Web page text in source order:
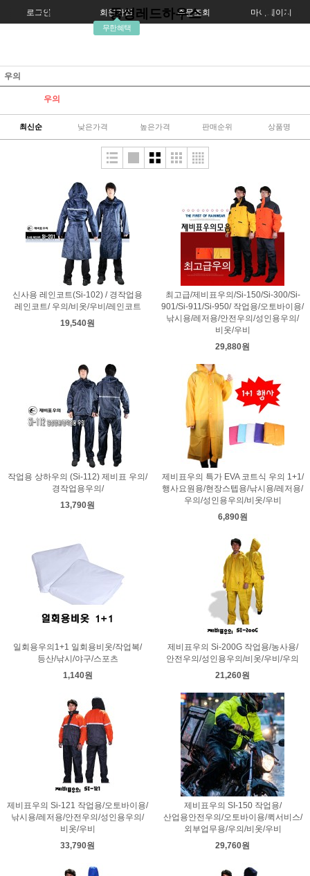
로그인 회원가입
무한혜택
주문조회 마이페이지
동성레드하우스
우의
우의
최신순 낮은가격 높은가격 판매순위 상품명
신사용 레인코트(Si-102) / 경작업용
레인코트/ 우의/비옷/우비/레인코트
19,540원
최고급/제비표우의/Si-150/Si-300/Si-
901/Si-911/Si-950/ 작업용/오토바이용/
낚시용/레저용/안전우의/성인용우의/
비옷/우비
29,880원
작업용 상하우의 (Si-112) 제비표 우의/
경작업용우의/
13,790원
제비표우의 특가 EVA 코트식 우의 1+1/
행사요원용/현장스텝용/낚시용/레저용/
우의/성인용우의/비옷/우비
6,890원
일회용우의1+1 일회용비옷/작업복/
등산/낚시/야구/스포츠
1,140원
제비표우의 Si-200G 작업용/농사용/
안전우의/성인용우의/비옷/우비/우의
21,260원
제비표우의 Si-121 작업용/오토바이용/
낚시용/레저용/안전우의/성인용우의/
비옷/우비
33,790원
제비표우의 SI-150 작업용/
산업용안전우의/오토바이용/퀵서비스/
외부업무용/우의/비옷/우비
29,760원